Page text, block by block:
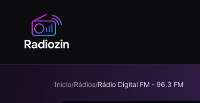
Início/Rádios/Rádio Digital FM - 96.3 FM